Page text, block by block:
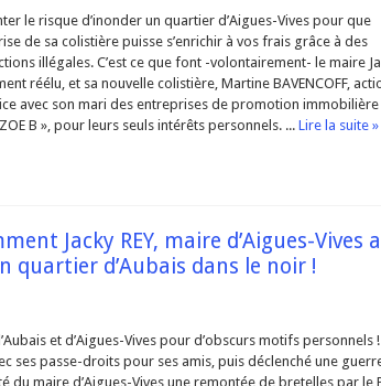
le risque d’inonder un quartier d’Aigues-Vives pour que
de sa colistière puisse s’enrichir à vos frais grâce à des
illégales. C’est ce que font -volontairement- le maire
réélu, et sa nouvelle colistière, Martine BAVENCOFF,
avec son mari des entreprises de promotion immobilière
B », pour leurs seuls intérêts personnels. ...Lire la suite »
Jacky REY, maire d’Aigues-Vives a
quartier d’Aubais dans le noir !
et d’Aigues-Vives pour d’obscurs motifs personnels
ses passe-droits pour ses amis, puis déclenché une
du maire d’Aigues-Vives une remontée de bretelles par le